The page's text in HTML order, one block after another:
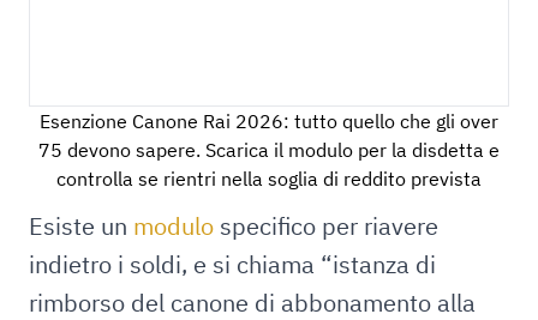
Esenzione Canone Rai 2026: tutto quello che gli over
75 devono sapere. Scarica il modulo per la disdetta e
controlla se rientri nella soglia di reddito prevista
Esiste un modulo specifico per riavere
indietro i soldi, e si chiama “istanza di
rimborso del canone di abbonamento alla